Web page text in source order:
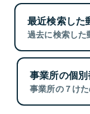
最近検索した
過去に検索した
事業所の個
事業所の７け